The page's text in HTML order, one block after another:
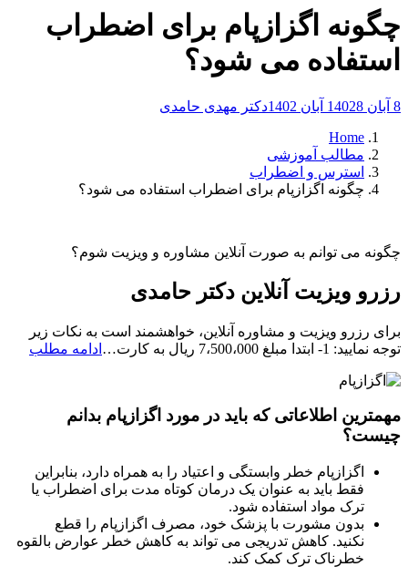
چگونه اگزازپام برای اضطراب
استفاده می شود؟
8 آبان 1402 8 آبان 1402
دکتر مهدی حامدی
Home
مطالب آموزشی
استرس و اضطراب
چگونه اگزازپام برای اضطراب استفاده می شود؟
چگونه می توانم به صورت آنلاین مشاوره و ویزیت شوم؟
رزرو ویزیت آنلاین دکتر حامدی
برای رزرو ویزیت و مشاوره آنلاین، خواهشمند است به نکات زیر
توجه نمایید: 1- ابتدا مبلغ 7،500،000 ریال به کارت…
ادامه مطلب
مهمترین اطلاعاتی که باید در مورد اگزازپام بدانم
چیست؟
اگزازپام خطر وابستگی و اعتیاد را به همراه دارد، بنابراین
فقط باید به عنوان یک درمان کوتاه مدت برای اضطراب یا
ترک مواد استفاده شود.
بدون مشورت با پزشک خود، مصرف اگزازپام را قطع
نکنید. کاهش تدریجی می تواند به کاهش خطر عوارض بالقوه
خطرناک ترک کمک کند.